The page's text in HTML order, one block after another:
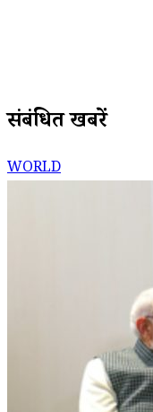
संबंधित खबरें
WORLD